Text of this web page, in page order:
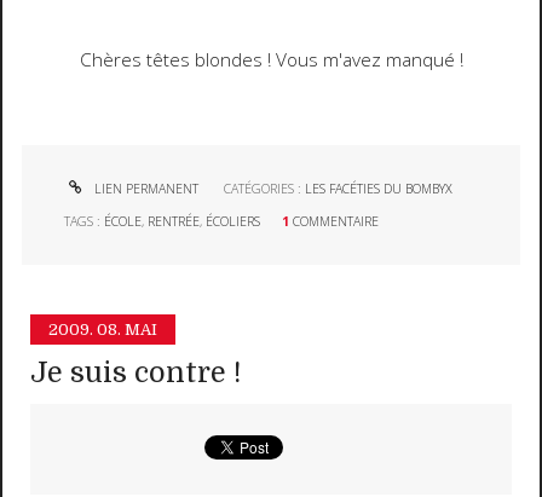
Chères têtes blondes ! Vous m'avez manqué !
LIEN PERMANENT CATÉGORIES : LES FACÉTIES DU BOMBYX
TAGS : ÉCOLE, RENTRÉE, ÉCOLIERS 1 COMMENTAIRE
2009. 08. MAI
Je suis contre !